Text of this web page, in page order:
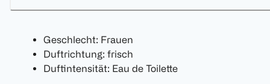
Geschlecht: Frauen
Duftrichtung: frisch
Duftintensität: Eau de Toilette